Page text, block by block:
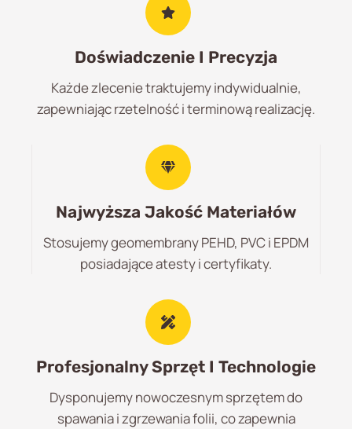
Doświadczenie I Precyzja
Każde zlecenie traktujemy indywidualnie,
zapewniając rzetelność i terminową realizację.
Najwyższa Jakość Materiałów
Stosujemy geomembrany PEHD, PVC i EPDM
posiadające atesty i certyfikaty.
Profesjonalny Sprzęt I Technologie
Dysponujemy nowoczesnym sprzętem do
spawania i zgrzewania folii, co zapewnia